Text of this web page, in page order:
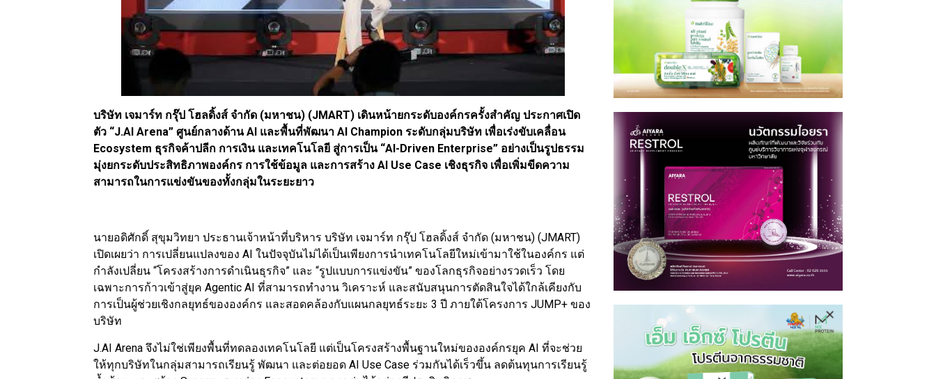
บริษัท เจมาร์ท กรุ๊ป โฮลดิ้งส์ จำกัด (มหาชน) (JMART) เดินหน้ายกระดับองค์กรครั้งสำคัญ ประกาศเปิด
ตัว “J.AI Arena” ศูนย์กลางด้าน AI และพื้นที่พัฒนา AI Champion ระดับกลุ่มบริษัท เพื่อเร่งขับเคลื่อน
Ecosystem ธุรกิจค้าปลีก การเงิน และเทคโนโลยี สู่การเป็น “AI-Driven Enterprise” อย่างเป็นรูปธรรม
มุ่งยกระดับประสิทธิภาพองค์กร การใช้ข้อมูล และการสร้าง AI Use Case เชิงธุรกิจ เพื่อเพิ่มขีดความ
สามารถในการแข่งขันของทั้งกลุ่มในระยะยาว
นายอดิศักดิ์ สุขุมวิทยา ประธานเจ้าหน้าที่บริหาร บริษัท เจมาร์ท กรุ๊ป โฮลดิ้งส์ จำกัด (มหาชน) (JMART)
เปิดเผยว่า การเปลี่ยนแปลงของ AI ในปัจจุบันไม่ได้เป็นเพียงการนำเทคโนโลยีใหม่เข้ามาใช้ในองค์กร แต่
กำลังเปลี่ยน “โครงสร้างการดำเนินธุรกิจ” และ “รูปแบบการแข่งขัน” ของโลกธุรกิจอย่างรวดเร็ว โดย
เฉพาะการก้าวเข้าสู่ยุค Agentic AI ที่สามารถทำงาน วิเคราะห์ และสนับสนุนการตัดสินใจได้ใกล้เคียงกับ
การเป็นผู้ช่วยเชิงกลยุทธ์ขององค์กร และสอดคล้องกับแผนกลยุทธ์ระยะ 3 ปี ภายใต้โครงการ JUMP+ ของ
บริษัท
J.AI Arena จึงไม่ใช่เพียงพื้นที่ทดลองเทคโนโลยี แต่เป็นโครงสร้างพื้นฐานใหม่ขององค์กรยุค AI ที่จะช่วย
ให้ทุกบริษัทในกลุ่มสามารถเรียนรู้ พัฒนา และต่อยอด AI Use Case ร่วมกันได้เร็วขึ้น ลดต้นทุนการเรียนรู้